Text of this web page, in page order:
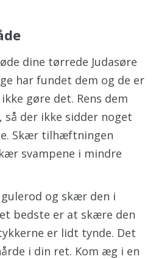
dine tørrede Judasøre
har fundet dem og de er
gøre det. Rens dem
der ikke sidder noget
Skær tilhæftningen
svampene i mindre
og skær den i
bedste er at skære den
er lidt tynde. Det
i din ret. Kom æg i en